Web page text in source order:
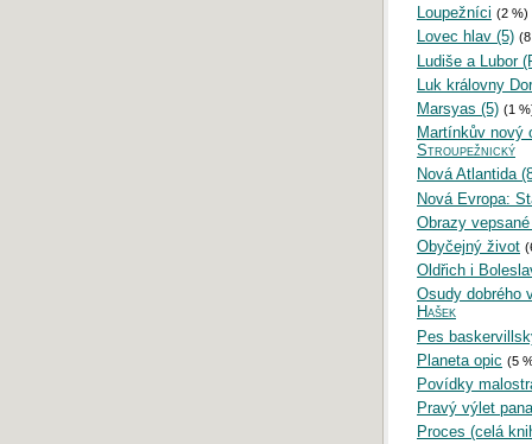
Loupežníci (2 %)
Lovec hlav (5)
Ludiše a Lubor
Luk královny
Marsyas (5) (1
Martínkův nový
Stroupežnický
Nová Atlantida
Nová Evropa:
Obrazy
Obyčejný život
Oldřich i
Osudy dobrého
Hašek
Pes
Planeta opic (5
Povídky
Pravý výlet
Proces (celá